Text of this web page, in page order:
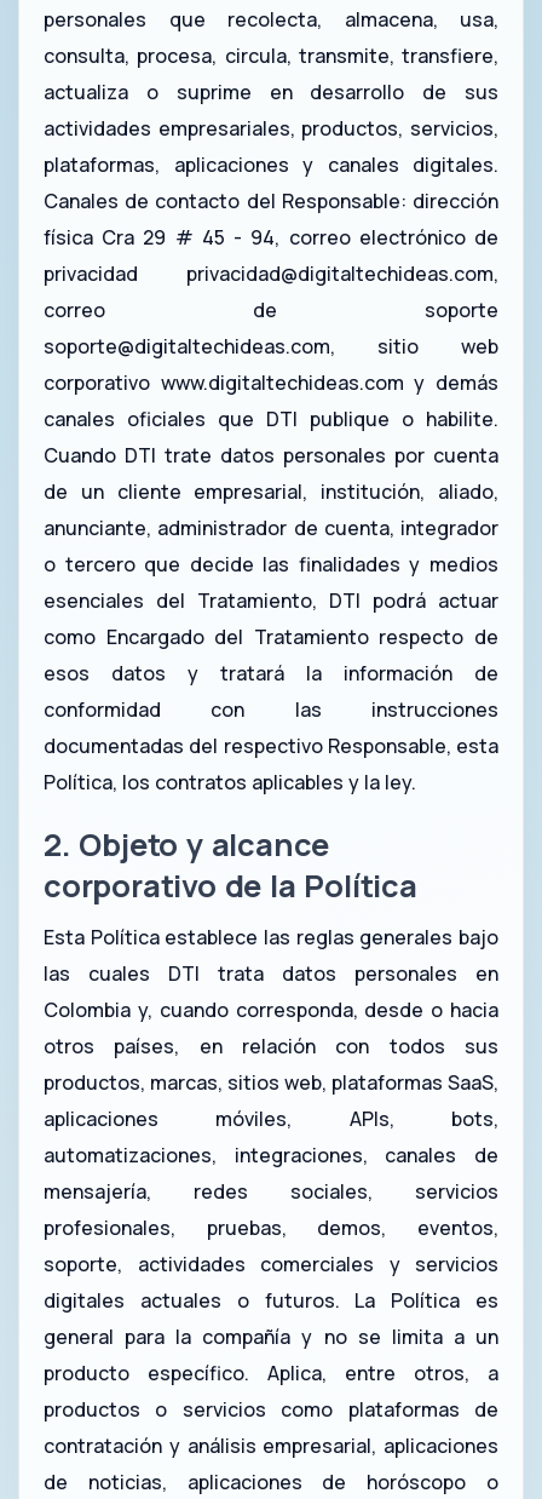
personales que recolecta, almacena, usa,
consulta, procesa, circula, transmite, transfiere,
actualiza o suprime en desarrollo de sus
actividades empresariales, productos, servicios,
plataformas, aplicaciones y canales digitales.
Canales de contacto del Responsable: dirección
física Cra 29 # 45 - 94, correo electrónico de
privacidad privacidad@digitaltechideas.com,
correo de soporte
soporte@digitaltechideas.com, sitio web
corporativo www.digitaltechideas.com y demás
canales oficiales que DTI publique o habilite.
Cuando DTI trate datos personales por cuenta
de un cliente empresarial, institución, aliado,
anunciante, administrador de cuenta, integrador
o tercero que decide las finalidades y medios
esenciales del Tratamiento, DTI podrá actuar
como Encargado del Tratamiento respecto de
esos datos y tratará la información de
conformidad con las instrucciones
documentadas del respectivo Responsable, esta
Política, los contratos aplicables y la ley.
2. Objeto y alcance
corporativo de la Política
Esta Política establece las reglas generales bajo
las cuales DTI trata datos personales en
Colombia y, cuando corresponda, desde o hacia
otros países, en relación con todos sus
productos, marcas, sitios web, plataformas SaaS,
aplicaciones móviles, APIs, bots,
automatizaciones, integraciones, canales de
mensajería, redes sociales, servicios
profesionales, pruebas, demos, eventos,
soporte, actividades comerciales y servicios
digitales actuales o futuros. La Política es
general para la compañía y no se limita a un
producto específico. Aplica, entre otros, a
productos o servicios como plataformas de
contratación y análisis empresarial, aplicaciones
de noticias, aplicaciones de horóscopo o